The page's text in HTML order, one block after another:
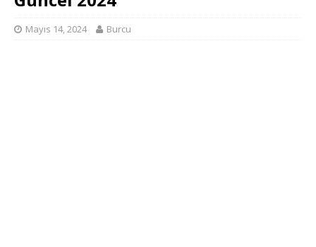
Mayıs 14, 2024 Burcu